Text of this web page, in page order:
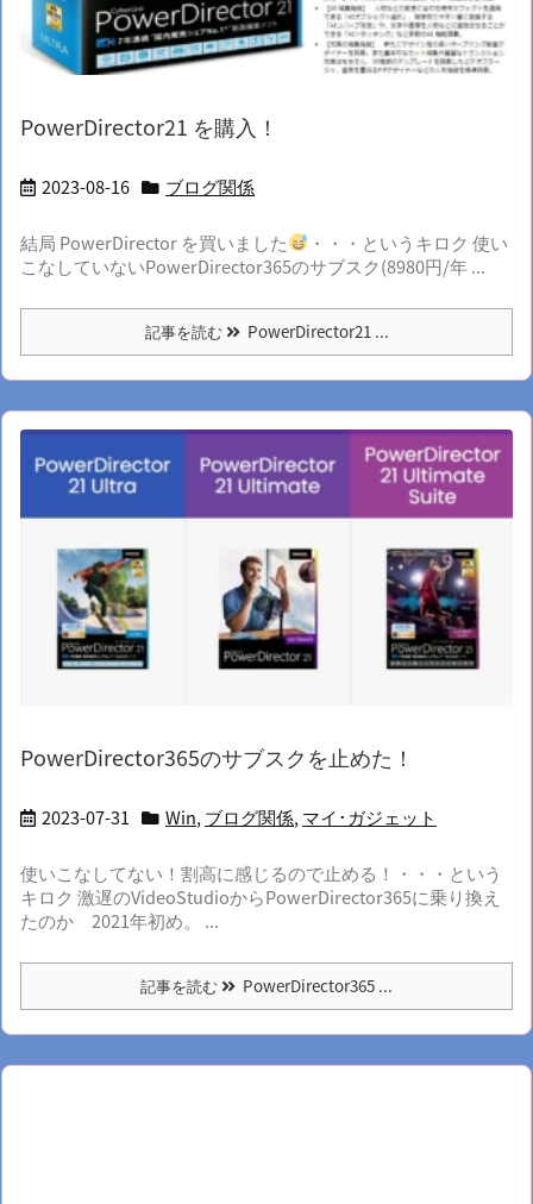
PowerDirector21 を購入！
2023-08-16 ブログ関係
結局 PowerDirector を買いました
・・・というキロク 使い
こなしていないPowerDirector365のサブスク(8980円/年 ...
記事を読む PowerDirector21 ...
PowerDirector365のサブスクを止めた！
2023-07-31 Win,ブログ関係,マイ･ガジェット
使いこなしてない！割高に感じるので止める！・・・という
キロク 激遅のVideoStudioからPowerDirector365に乗り換え
たのか 2021年初め。 ...
記事を読む PowerDirector365 ...